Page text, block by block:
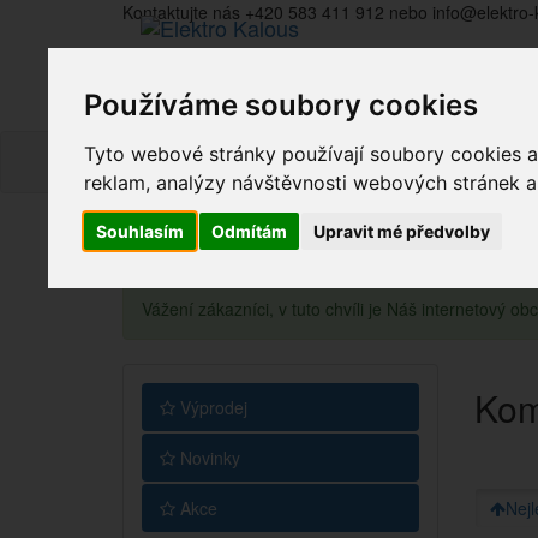
Používáme soubory cookies
Tyto webové stránky používají soubory cookies
reklam, analýzy návštěvnosti webových stránek
Souhlasím Odmítám Upravit mé předvolby
Kontaktujte nás +420 583 411 912 nebo
Vážení zákazníci, v tuto chvíli je Náš internetový
Výprodej
Novinky
Akce